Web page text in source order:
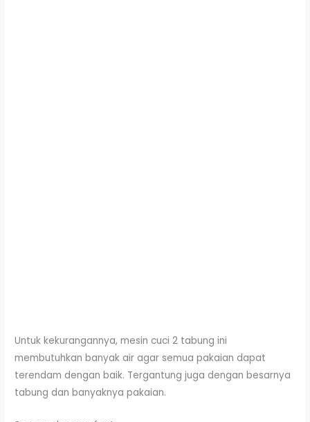
Untuk kekurangannya, mesin cuci 2 tabung ini
membutuhkan banyak air agar semua pakaian dapat
terendam dengan baik. Tergantung juga dengan besarnya
tabung dan banyaknya pakaian.